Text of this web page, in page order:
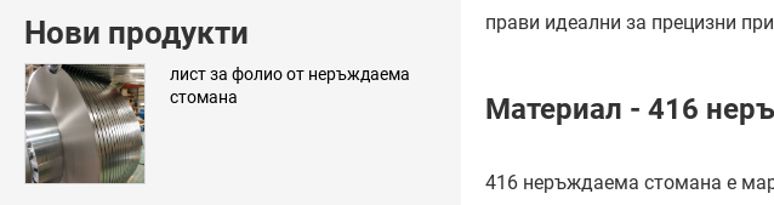
Нови продукти
лист за фолио от неръждаема
стомана
прави идеални за прецизни
Материал - 416
416 неръждаема стомана е